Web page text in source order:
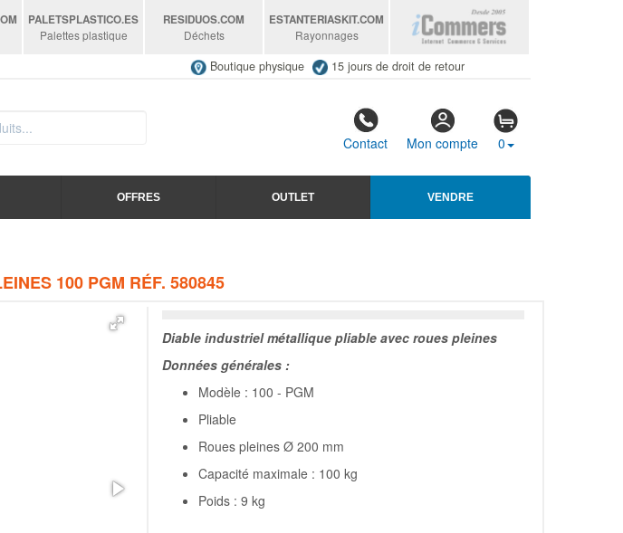
PALETSPLASTICO.ES
Palettes plastique
RESIDUOS.COM
Déchets
ESTANTERIASKIT.COM
Rayonnages
Boutique physique 15 jours de droit de retour
Contact Mon compte 0
OFFRES OUTLET VENDRE
100 PGM RÉF. 580845
Diable industriel métallique pliable avec roues pleines
Données générales :
Modèle : 100 - PGM
Pliable
Roues pleines Ø 200 mm
Capacité maximale : 100 kg
Poids : 9 kg